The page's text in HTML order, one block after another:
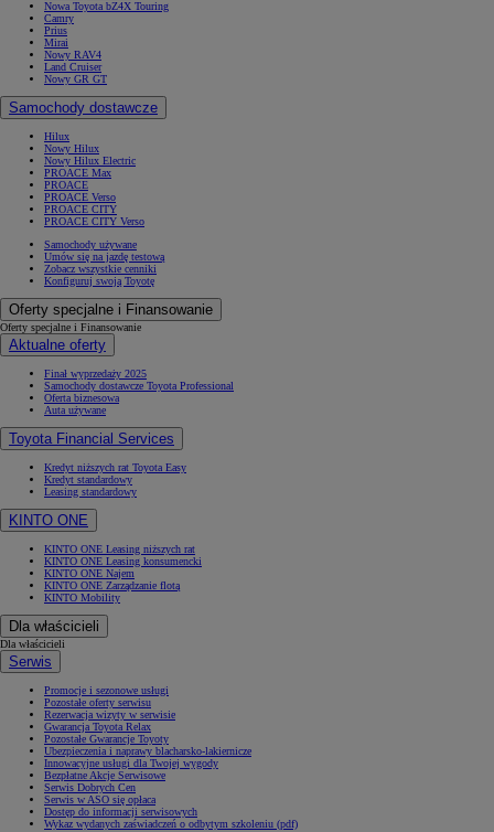
Nowa Toyota bZ4X Touring
Camry
Prius
Mirai
Nowy RAV4
Land Cruiser
Nowy GR GT
Samochody dostawcze
Hilux
Nowy Hilux
Nowy Hilux Electric
PROACE Max
PROACE
PROACE Verso
PROACE CITY
PROACE CITY Verso
Samochody używane
Umów się na jazdę testową
Zobacz wszystkie cenniki
Konfiguruj swoją Toyotę
Oferty specjalne i Finansowanie
Oferty specjalne i Finansowanie
Aktualne oferty
Finał wyprzedaży 2025
Samochody dostawcze Toyota Professional
Oferta biznesowa
Auta używane
Toyota Financial Services
Kredyt niższych rat Toyota Easy
Kredyt standardowy
Leasing standardowy
KINTO ONE
KINTO ONE Leasing niższych rat
KINTO ONE Leasing konsumencki
KINTO ONE Najem
KINTO ONE Zarządzanie flotą
KINTO Mobility
Dla właścicieli
Dla właścicieli
Serwis
Promocje i sezonowe usługi
Pozostałe oferty serwisu
Rezerwacja wizyty w serwisie
Gwarancja Toyota Relax
Pozostałe Gwarancje Toyoty
Ubezpieczenia i naprawy blacharsko-lakiernicze
Innowacyjne usługi dla Twojej wygody
Bezpłatne Akcje Serwisowe
Serwis Dobrych Cen
Serwis w ASO się opłaca
Dostęp do informacji serwisowych
Wykaz wydanych zaświadczeń o odbytym szkoleniu (pdf)